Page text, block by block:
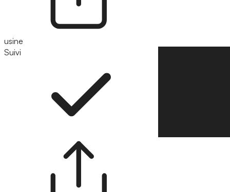
usine
Suivi